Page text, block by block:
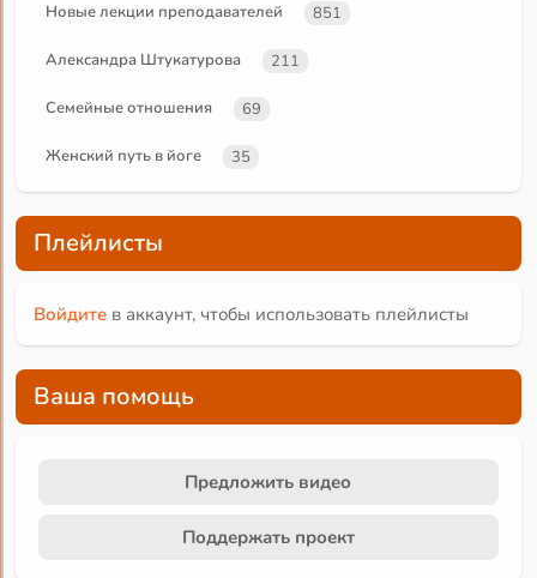
Новые лекции преподавателей 851
Александра Штукатурова 211
Семейные отношения 69
Женский путь в йоге 35
Плейлисты
Войдите в аккаунт, чтобы использовать плейлисты
Ваша помощь
Предложить видео
Поддержать проект